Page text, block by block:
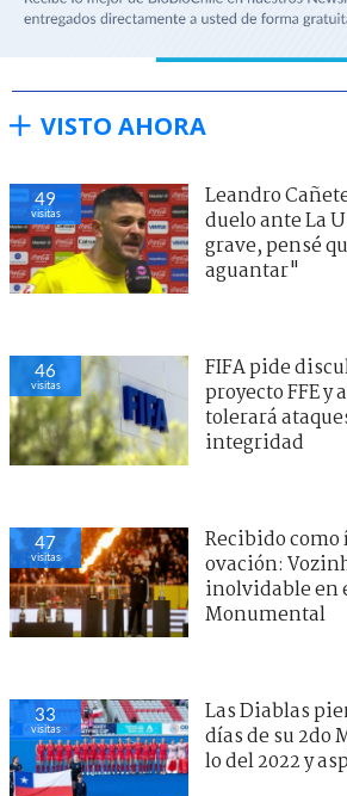
VISTO AHORA
49
visitas
Leandro
duelo ante La
grave, pensé
aguantar"
47
visitas
FIFA pide
proyecto FFE y
tolerará
integridad
47
visitas
Recibido como
ovación:
inolvidable en
Monumental
34
visitas
Las Diablas
días de su
lo del 2022 y